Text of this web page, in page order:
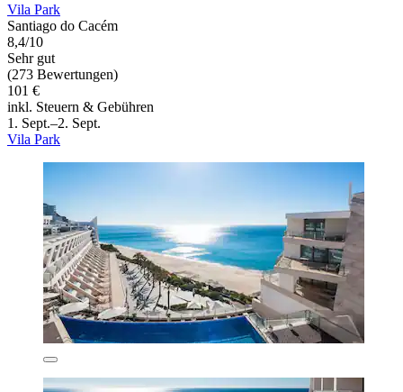
Vila Park
Santiago do Cacém
8,4/10
Sehr gut
(273 Bewertungen)
101 €
inkl. Steuern & Gebühren
1. Sept.–2. Sept.
Vila Park